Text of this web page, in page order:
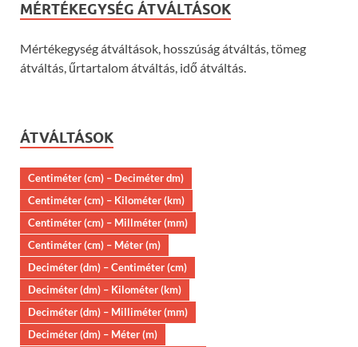
MÉRTÉKEGYSÉG ÁTVÁLTÁSOK
Mértékegység átváltások, hosszúság átváltás, tömeg
átváltás, űrtartalom átváltás, idő átváltás.
ÁTVÁLTÁSOK
Centiméter (cm) – Deciméter dm)
Centiméter (cm) – Kilométer (km)
Centiméter (cm) – Millméter (mm)
Centiméter (cm) – Méter (m)
Deciméter (dm) – Centiméter (cm)
Deciméter (dm) – Kilométer (km)
Deciméter (dm) – Milliméter (mm)
Deciméter (dm) – Méter (m)